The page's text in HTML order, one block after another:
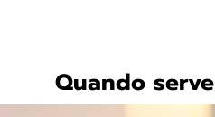
Quando serve